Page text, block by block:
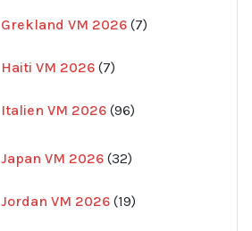
Grekland VM 2026 7
produkter
Haiti VM 2026 77
Italien VM 2026 96
produkter
Japan VM 2026 32
produkter
Jordan VM 2026 1919